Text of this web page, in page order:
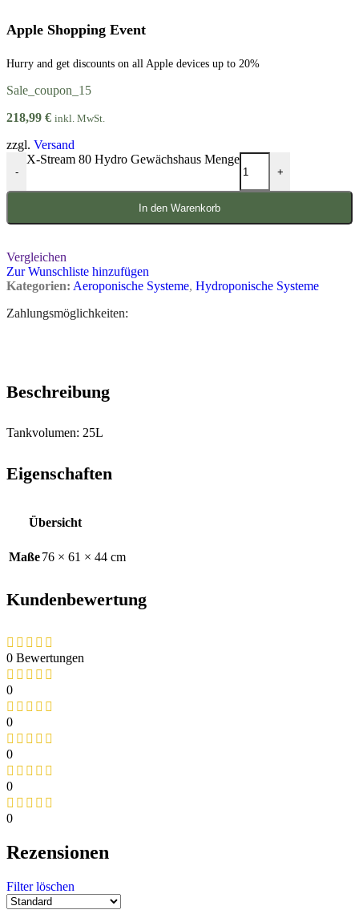
Apple Shopping Event
Hurry and get discounts on all Apple devices up to 20%
Sale_coupon_15
218,99 € inkl. MwSt.
zzgl. Versand
-
X-Stream 80 Hydro Gewächshaus Menge
+
In den Warenkorb
Vergleichen
Zur Wunschliste hinzufügen
Kategorien: Aeroponische Systeme, Hydroponische Systeme
Zahlungsmöglichkeiten:
Beschreibung
Tankvolumen: 25L
Eigenschaften
Übersicht
Maße76 × 61 × 44 cm
Kundenbewertung
0 Bewertungen
0
0
0
0
0
Rezensionen
Filter löschen